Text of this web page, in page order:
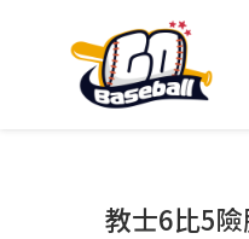
教士6比5